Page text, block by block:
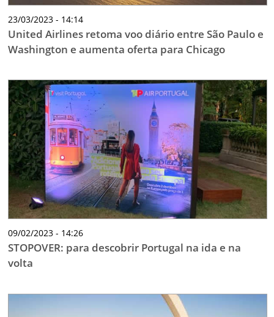
23/03/2023 - 14:14
United Airlines retoma voo diário entre São Paulo e
Washington e aumenta oferta para Chicago
09/02/2023 - 14:26
STOPOVER: para descobrir Portugal na ida e na
volta